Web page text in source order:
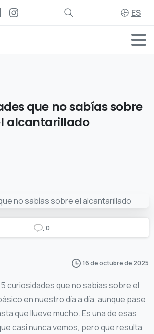
ES
que nosabíassobre
alcantarillado
0
16 de octubre de 2025
curiosidades que no sabías sobre el
en nuestro día a día, aunque pase
que llueve mucho. Es una de esas
casi nunca vemos, pero que resulta